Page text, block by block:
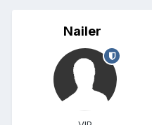
Nailer